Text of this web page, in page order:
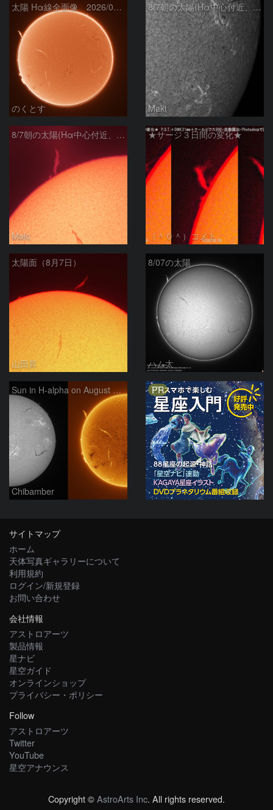
太陽 Hα線全面像 2026/08/07
のくとす
8/7朝の太陽(Hα中心付近、4498、4502付近)
Maki
8/7朝の太陽(Hα中心付近、プロミネンス)
Maki
★サージ３日間の変化★
（＾０＾）コメト
太陽面（8月7日）
山田昇
8/07の太陽
ハム太
Sun in H-alpha on August 7, 2026
Chibamber
PR
サイトマップ
ホーム
天体写真ギャラリーについて
利用規約
ログイン/新規登録
お問い合わせ
会社情報
アストロアーツ
製品情報
星ナビ
星空ガイド
オンラインショップ
プライバシー・ポリシー
Follow
アストロアーツ
Twitter
YouTube
星空アナウンス
Copyright ©AstroArts Inc. All rights reserved.